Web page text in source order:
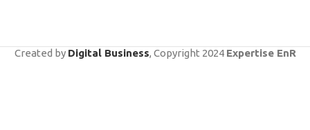
Created by Digital Business, Copyright 2024 Expertise EnR